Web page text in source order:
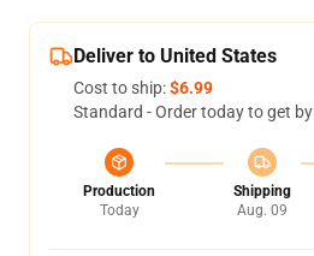
Deliver to United States
Cost to ship:$6.99
Standard - Order today to get by
Production
Today
Shipping
Aug. 09